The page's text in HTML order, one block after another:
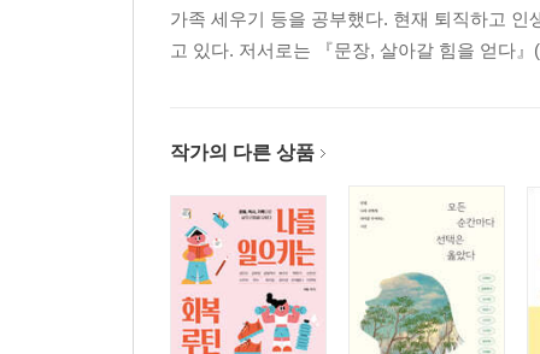
가족 세우기 등을 공부했다. 현재 퇴직하고
고 있다. 저서로는 『문장, 살아갈 힘을 얻다
작가의 다른 상품